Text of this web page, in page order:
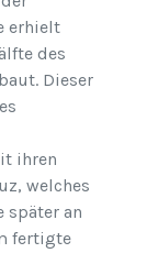
erhielt
des
Dieser
ihren
welches
später an
fertigte